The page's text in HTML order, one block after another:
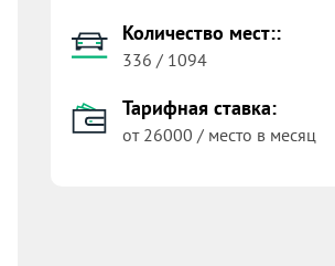
Количество мест::
336 / 1094
Тарифная ставка:
от 26000 / место в месяц